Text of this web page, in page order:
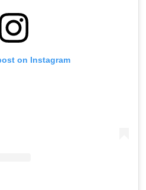
on Instagram